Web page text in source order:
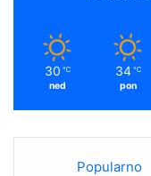
30 ℃
ned
34 ℃
pon
Popularno